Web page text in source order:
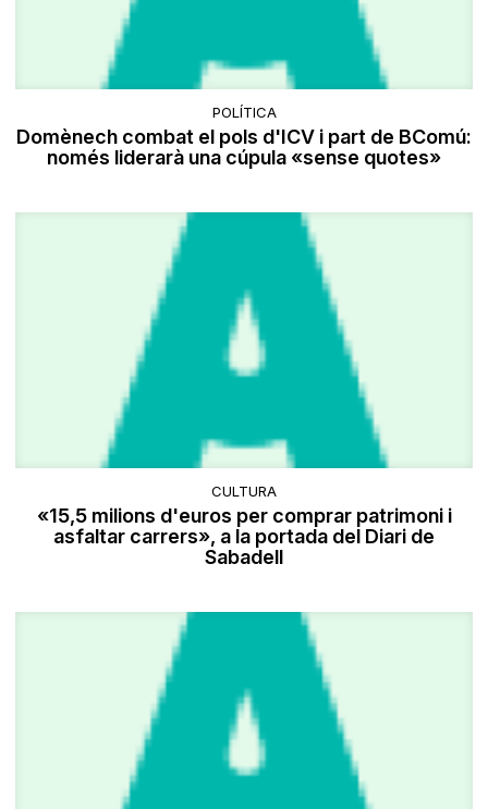
POLÍTICA
Domènech combat el pols d'ICV i part de BComú:
només liderarà una cúpula «sense quotes»
CULTURA
«15,5 milions d'euros per comprar patrimoni i
asfaltar carrers», a la portada del Diari de
Sabadell